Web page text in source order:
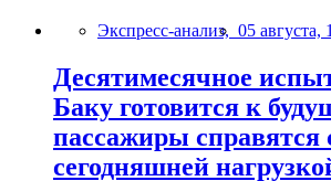
Экспресс-анализ, 05 августа,
Десятимесячное
Баку готовится к
пассажиры справятся
сегодняшней